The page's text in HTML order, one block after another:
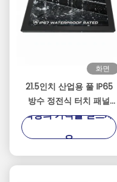
화면
21.5인치 산업용 풀 IP65
방수 정전식 터치 패널
PC, Intel J1900 쿼드 코
최상의 가격을 얻으세
요